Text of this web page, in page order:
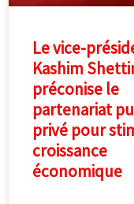
Le vice-
Kashim
préconise le
partenariat
privé pour
croissance
économique